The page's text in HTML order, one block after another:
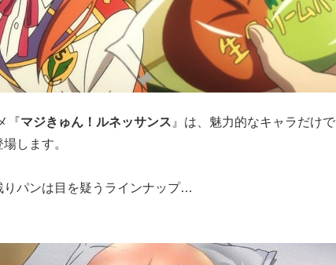
『マジきゅん！ルネッサンス 』は、魅力的なキャラだけで
場します。
りパンは目を疑うラインナップ…